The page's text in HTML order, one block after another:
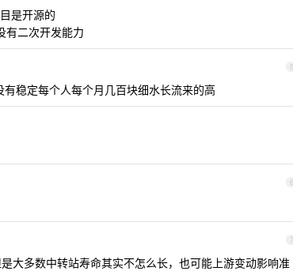
是开源的
有二次开发能力
5
稳定每个人每个月几百块细水长流来的高
6
7
大多数中转站寿命其实不怎么长，也可能上游变动影响准